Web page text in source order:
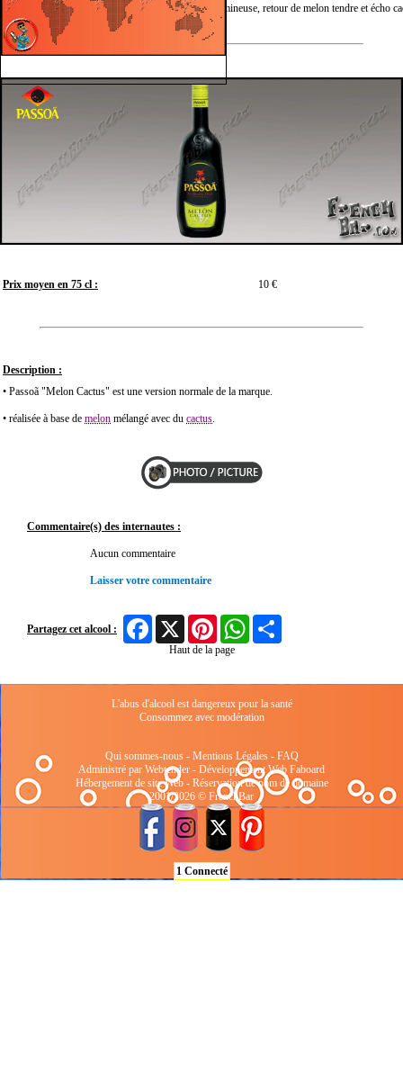
Finale : Persistance fraîche lumineuse, retour de melon tendre et écho
Prix moyen en 75 cl : 10 €
Description :
• Passoã "Melon Cactus" est une version normale de la marque.
• réalisée à base de melon mélangé avec du cactus.
Commentaire(s) des internautes :
Aucun commentaire
Laisser votre commentaire
Partagez cet alcool :
FacebookX Pinterest WhatsApp
Haut de la page
L'abus d'alcool est dangereux pour la santé
Consommez avec modération
Qui sommes-nous- Mentions Légales- FAQ
Administré par Webtender - Développement Web Faboard
Hébergement de site Web- Réservation de nom de domaine
2001/2026 © FrenchBar
1 Connecté